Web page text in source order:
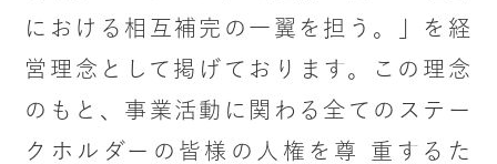
における相互補完の一翼を担う。」を経
営理念として掲げております。この理念
のもと、事業活動に関わる全てのステー
クホルダーの皆様の人権を尊 重するた